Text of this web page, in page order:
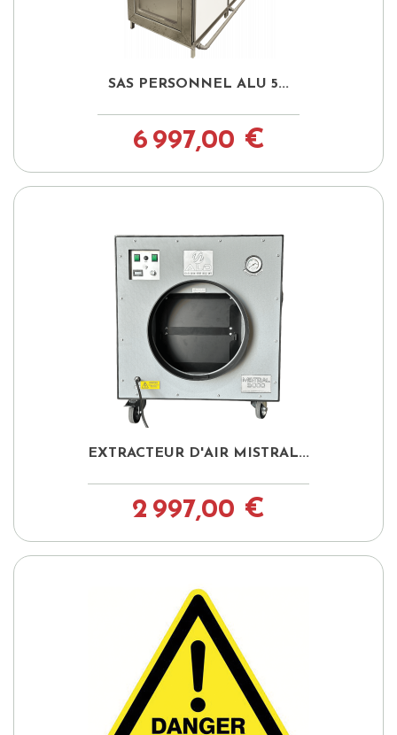
SAS PERSONNEL ALU 5...
6 997,00 €
EXTRACTEUR D'AIR MISTRAL...
2 997,00 €